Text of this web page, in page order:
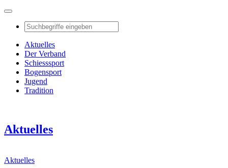
Aktuelles
Der Verband
Schiesssport
Bogensport
Jugend
Tradition
Aktuelles
Aktuelles